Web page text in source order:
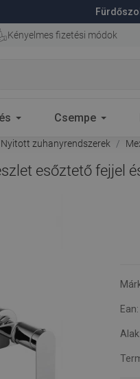
Kényelmes fizetési módok
Csempe
Nyitott zuhanyrendszerek
esőztető fejjel
Ean:
Alak: